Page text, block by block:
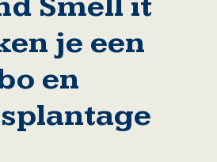
je een
en